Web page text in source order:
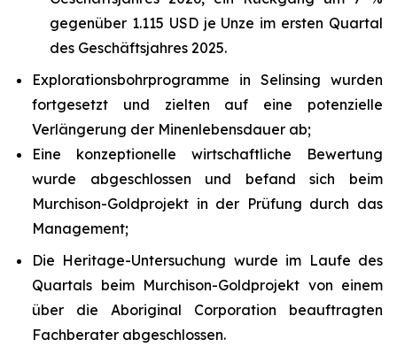
gegenüber 1.115 USD je Unze im ersten Quartal
des Geschäftsjahres 2025.
Explorationsbohrprogramme in Selinsing wurden
fortgesetzt und zielten auf eine potenzielle
Verlängerung der Minenlebensdauer ab;
Eine konzeptionelle wirtschaftliche Bewertung
wurde abgeschlossen und befand sich beim
Murchison-Goldprojekt in der Prüfung durch das
Management;
Die Heritage-Untersuchung wurde im Laufe des
Quartals beim Murchison-Goldprojekt von einem
über die Aboriginal Corporation beauftragten
Fachberater abgeschlossen.